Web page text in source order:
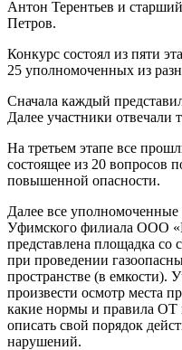
Антон Терентьев и
Петров.
Конкурс состоял из пяти
25 уполномоченных из
Сначала каждый
Далее участники отвечали
На третьем этапе все
состоящее из 20 вопросов
повышенной опасности.
Далее все
Уфимского филиала ООО
представлена площадка
при проведении
пространстве (в емкости).
произвести осмотр места
какие нормы и правила
описать свой порядок
нарушений.